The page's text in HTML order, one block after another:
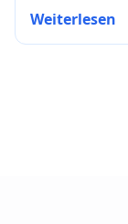
Weiterlesen